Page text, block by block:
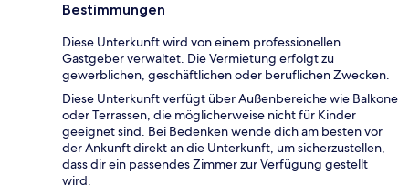
Bestimmungen
Diese Unterkunft wird von einem professionellen
Gastgeber verwaltet. Die Vermietung erfolgt zu
gewerblichen, geschäftlichen oder beruflichen Zwecken.
Diese Unterkunft verfügt über Außenbereiche wie Balkone
oder Terrassen, die möglicherweise nicht für Kinder
geeignet sind. Bei Bedenken wende dich am besten vor
der Ankunft direkt an die Unterkunft, um sicherzustellen,
dass dir ein passendes Zimmer zur Verfügung gestellt
wird.